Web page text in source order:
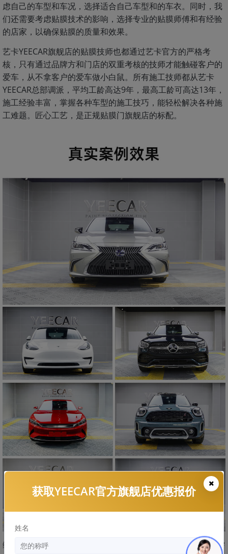
虑自己的车型和车况，选择适合自己车型和的车衣。同时，我
们还需要考虑贴膜技术的影响，选择专业的贴膜师傅和有经验
的店家，以确保贴膜的质量和效果。
艺卡YEECAR旗舰店的贴膜技师也都通过艺卡官方的严格考
核，只有通过品牌方和门店的双重考核的技师才能触碰客户的
爱车，从不拿客户的爱车做小白鼠。所有施工技师都从艺卡
YEECAR总部调派，平均工龄高达9年，最高工龄可高达13年，
施工经验丰富，掌握各种车型的施工技巧，能轻松解决各种施
工难题。匠心工艺，是正规贴膜门旗舰店的标配。
综上所述，我们并不提倡艺卡G5隐形车衣可以无脑上，而是需
获取YEECAR官方旗舰店优惠报价
姓名